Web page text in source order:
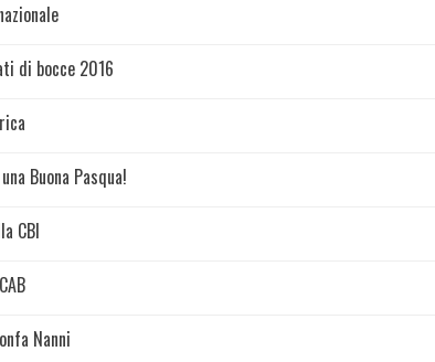
di bocce 2016
Buona Pasqua!
CBI
Nanni